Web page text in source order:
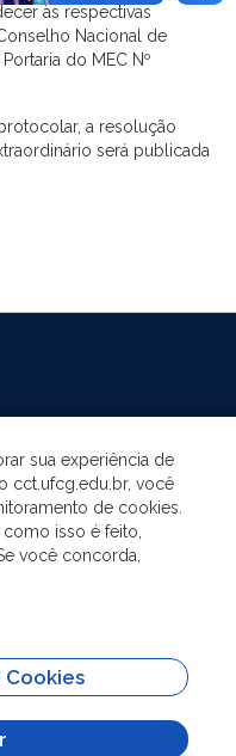
às respectivas
Nacional de
do MEC Nº
a resolução
será publicada
sua experiência de
cct.ufcg.edu.br, você
de cookies.
isso é feito,
você concorda,